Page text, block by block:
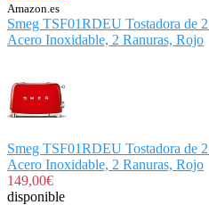
Amazon.es
Smeg TSF01RDEU Tostadora de
Acero Inoxidable, 2 Ranuras, Rojo
Smeg TSF01RDEU Tostadora de
Acero Inoxidable, 2 Ranuras, Rojo
149,00€
disponible